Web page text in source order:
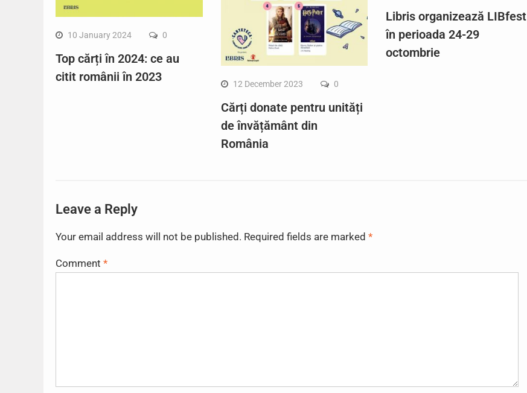
10 January 2024 0
Top cărți în 2024: ce au
citit românii în 2023
12 December 2023 0
Cărți donate pentru unități
de învățământ din
România
Libris organizează LIBfest
în perioada 24-29
octombrie
Leave a Reply
Your email address will not be published. Required fields are marked *
Comment *